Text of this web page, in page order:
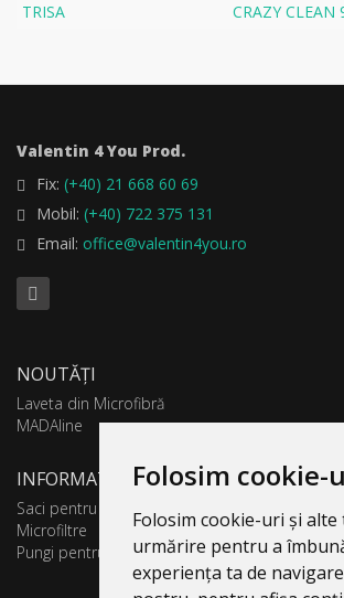
Folosim cookie-
Folosim cookie-uri și
urmărire pentru a
experiența ta de
TRISA
CRAZY CLEAN
Valentin 4 You Prod.
Fix: (+40) 21 668 60 69
Mobil: (+40) 722 375 131
Email: office@valentin4you.ro
NOUTĂȚI
Laveta din Microfibră
MADAline
INFORMATII PRODUSE
Saci pentru aspirator
Microfiltre
Pungi pentru colectare praf